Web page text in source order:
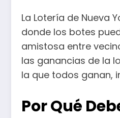
La Lotería de Nueva
donde los botes
amistosa entre
las ganancias de la
la que todos ganan,
Por Qué